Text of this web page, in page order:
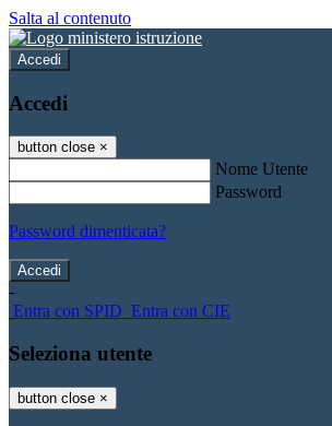
Salta al contenuto
Accedi
Accedi
button close ×
Nome Utente
Password
Password dimenticata?
-
Entra con SPID Entra con CIE
Seleziona utente
button close ×